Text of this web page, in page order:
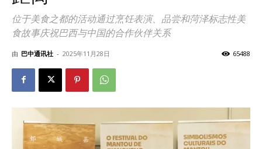
位于美食之都的活动通过烹饪表演、品尝和菏泽标志性美
食故事庆祝巴西与中国的合作伙伴关系
由 巴中通讯社 - 2025年11月28日 65488